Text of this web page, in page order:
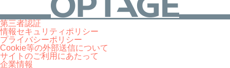
第三者認証
情報セキュリティポリシー
プライバシーポリシー
Cookie等の外部送信について
サイトのご利用にあたって
企業情報